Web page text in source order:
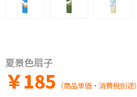
夏景色扇子
￥185 （商品単価・消費税別途）